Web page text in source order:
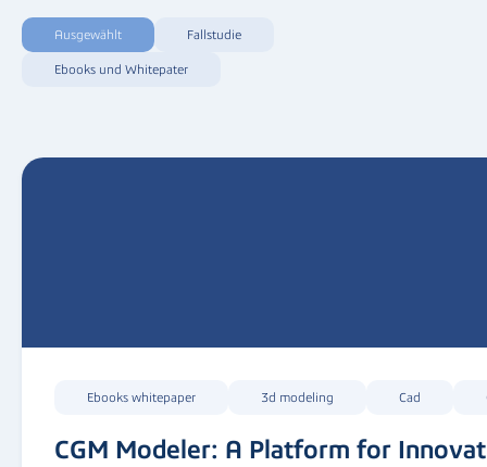
Ausgewählt Fallstudie
Ebooks und Whitepater
Ebooks whitepaper 3d modeling Cad
CGM Modeler: A Platform for